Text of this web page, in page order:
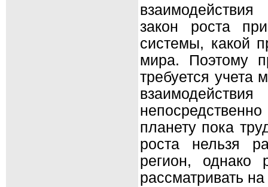
закон роста
системы, какой
мира. Поэтому
требуется учета
планету пока
роста нельзя
регион, однако
рассматривать